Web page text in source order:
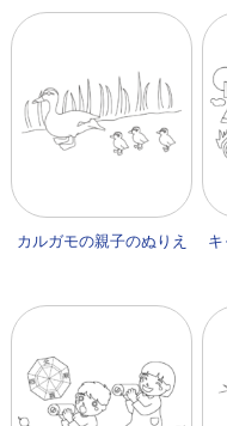
カルガモの親子のぬりえ キ